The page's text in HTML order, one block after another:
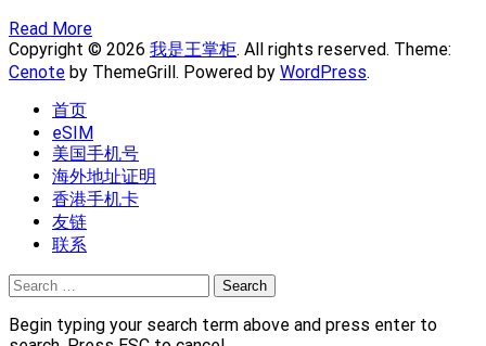
Read More
Copyright © 2026 我是王掌柜. All rights reserved. Theme:
Cenote by ThemeGrill. Powered by WordPress.
首页
eSIM
美国手机号
海外地址证明
香港手机卡
友链
联系
Search
for:
Begin typing your search term above and press enter to